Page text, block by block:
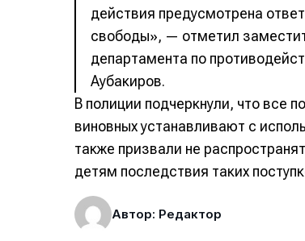
действия предусмотрена
свободы», — отметил
департамента по
Аубакиров.
В полиции подчеркнули, что все
виновных устанавливают с
также призвали не
детям последствия таких
Автор: Редактор